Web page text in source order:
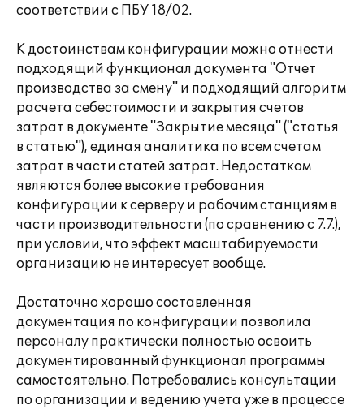
соответствии с ПБУ 18/02.
К достоинствам конфигурации можно отнести
подходящий функционал документа "Отчет
производства за смену" и подходящий алгоритм
расчета себестоимости и закрытия счетов
затрат в документе "Закрытие месяца" ("статья
в статью"), единая аналитика по всем счетам
затрат в части статей затрат. Недостатком
являются более высокие требования
конфигурации к серверу и рабочим станциям в
части производительности (по сравнению с 7.7.),
при условии, что эффект масштабируемости
организацию не интересует вообще.
Достаточно хорошо составленная
документация по конфигурации позволила
персоналу практически полностью освоить
документированный функционал программы
самостоятельно. Потребовались консультации
по организации и ведению учета уже в процессе